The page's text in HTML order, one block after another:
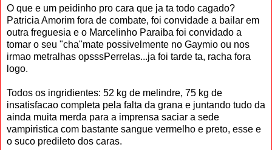
O que e um peidinho pro cara que ja ta todo cagado?
Patricia Amorim fora de combate, foi convidade a bailar em
outra freguesia e o Marcelinho Paraiba foi convidado a
tomar o seu "cha"mate possivelmente no Gaymio ou nos
irmao metralhas opsssPerrelas...ja foi tarde ta, racha fora
logo.
Todos os ingridientes: 52 kg de melindre, 75 kg de
insatisfacao completa pela falta da grana e juntando tudo da
ainda muita merda para a imprensa saciar a sede
vampiristica com bastante sangue vermelho e preto, esse e
o suco predileto dos caras.